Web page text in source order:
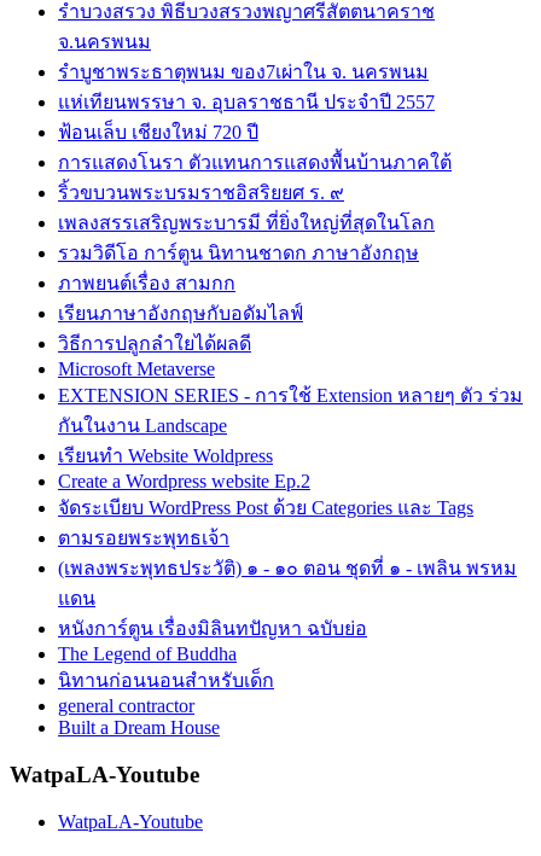
รำบวงสรวง พิธีบวงสรวงพญาศรีสัตตนาคราช
จ.นครพนม
รำบูชาพระธาตุพนม ของ7เผ่าใน จ. นครพนม
แห่เทียนพรรษา จ. อุบลราชธานี ประจำปี 2557
ฟ้อนเล็บ เชียงใหม่ 720 ปี
การแสดงโนรา ตัวแทนการแสดงพื้นบ้านภาคใต้
ริ้วขบวนพระบรมราชอิสริยยศ ร. ๙
เพลงสรรเสริญพระบารมี ที่ยิ่งใหญ่ที่สุดในโลก
รวมวิดีโอ การ์ตูน นิทานชาดก ภาษาอังกฤษ
ภาพยนต์เรื่อง สามกก
เรียนภาษาอังกฤษกับอดัมไลฟ์
วิธีการปลูกลำใยได้ผลดี
Microsoft Metaverse
EXTENSION SERIES - การใช้ Extension หลายๆ ตัว ร่วม
กันในงาน Landscape
เรียนทำ Website Woldpress
Create a Wordpress website Ep.2
จัดระเบียบ WordPress Post ด้วย Categories และ Tags
ตามรอยพระพุทธเจ้า
(เพลงพระพุทธประวัติ) ๑ - ๑๐ ตอน ชุดที่ ๑ - เพลิน พรหม
แดน
หนังการ์ตูน เรื่องมิลินทปัญหา ฉบับย่อ
The Legend of Buddha
นิทานก่อนนอนสำหรับเด็ก
general contractor
Built a Dream House
WatpaLA-Youtube
WatpaLA-Youtube